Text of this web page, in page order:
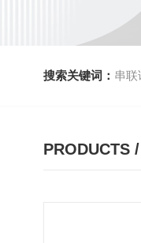
搜索关键词： 串联
PRODUCTS /